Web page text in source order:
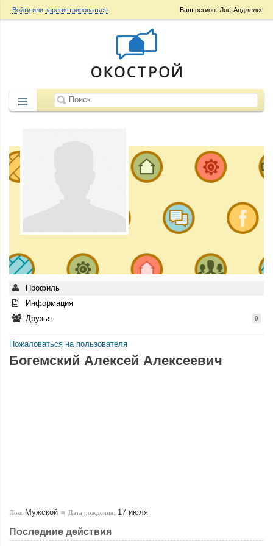
Ваш регион: Лос-Анджелес
Войти или зарегистрироваться
Профиль
Информация
Друзья
0
Пожаловаться на пользователя
Богемский Алексей Алексеевич
Пол: Мужской Дата рождения: 17 июля
Последние действия